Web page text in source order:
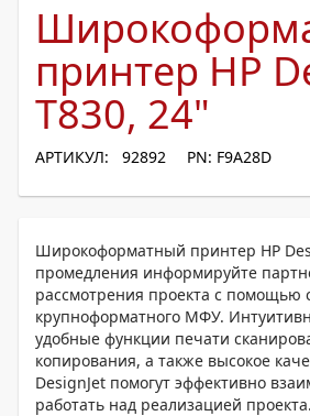
принтер HP
T830, 24"
АРТИКУЛ: 92892 PN: F9A28D
Широкоформатный принтер HP
промедления информируйте
рассмотрения проекта с помощью
крупноформатного МФУ.
удобные функции печати
копирования, а также высокое
DesignJet помогут эффективно
работать над реализацией проекта.